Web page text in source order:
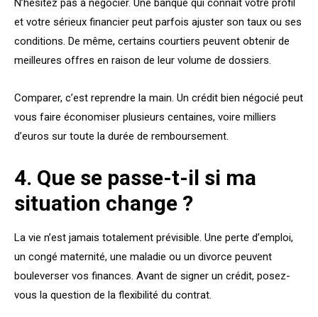
N’hésitez pas à négocier. Une banque qui connaît votre profil
et votre sérieux financier peut parfois ajuster son taux ou ses
conditions. De même, certains courtiers peuvent obtenir de
meilleures offres en raison de leur volume de dossiers.
Comparer, c’est reprendre la main. Un crédit bien négocié peut
vous faire économiser plusieurs centaines, voire milliers
d’euros sur toute la durée de remboursement.
4. Que se passe-t-il si ma
situation change ?
La vie n’est jamais totalement prévisible. Une perte d’emploi,
un congé maternité, une maladie ou un divorce peuvent
bouleverser vos finances. Avant de signer un crédit, posez-
vous la question de la flexibilité du contrat.